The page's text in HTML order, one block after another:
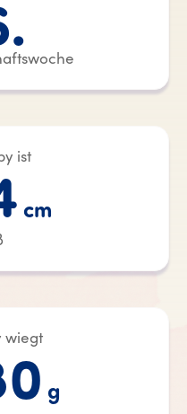
ist
cm
wiegt
g